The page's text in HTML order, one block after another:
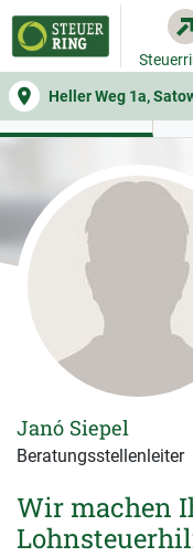
Heller Weg 1a,
WER SIE BERÄT
Wir machen
Janó Siepel
Beratungsstellenleiter